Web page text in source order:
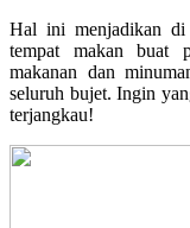
Hal ini menjadikan di
tempat makan buat
makanan dan
seluruh bujet. Ingin
terjangkau!